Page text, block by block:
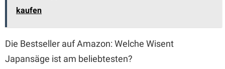
kaufen
Die Bestseller auf Amazon: Welche Wisent
Japansäge ist am beliebtesten?